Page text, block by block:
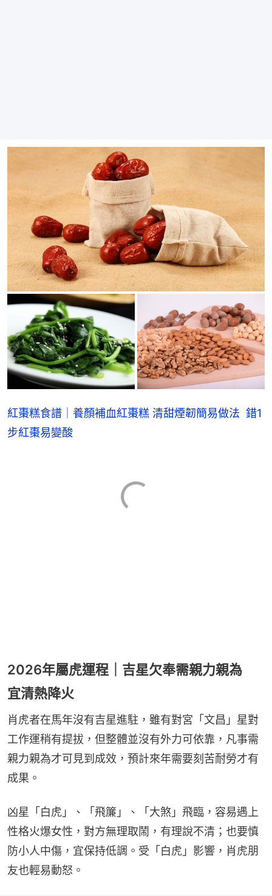
紅棗糕食譜｜養顏補血紅棗糕 清甜煙韌簡易做法‎  錯1
步紅棗易變酸
2026年屬虎運程｜吉星欠奉需親力親為
宜清熱降火
肖虎者在馬年沒有吉星進駐，雖有對宮「文昌」星對
工作運稍有提拔，但整體並沒有外力可依靠，凡事需
親力親為才可見到成效，預計來年需要刻苦耐勞才有
成果。
凶星「白虎」、「飛簾」、「大煞」飛臨，容易遇上
性格火爆女性，對方無理取鬧，有理說不清；也要慎
防小人中傷，宜保持低調。受「白虎」影響，肖虎朋
友也輕易動怒。